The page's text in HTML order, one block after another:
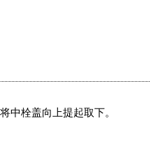
中栓盖向上提起取下。